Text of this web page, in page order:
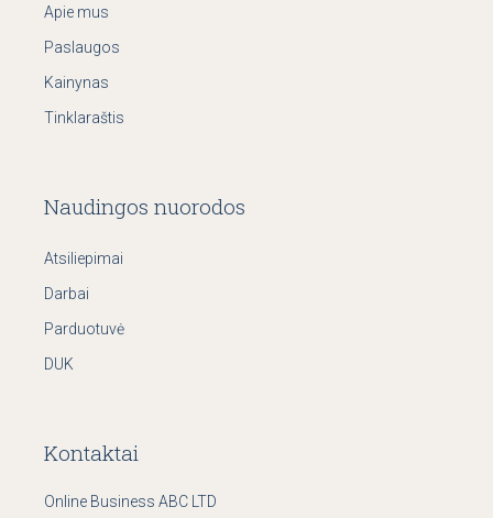
Apie mus
Paslaugos
Kainynas
Tinklaraštis
Naudingos nuorodos
Atsiliepimai
Darbai
Parduotuvė
DUK
Kontaktai
Online Business ABC LTD